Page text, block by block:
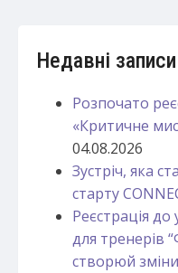
Недавні записи
Розпочато
«Критичне
04.08.2026
Зустріч, яка
старту
Реєстрація до
для тренерів
створюй